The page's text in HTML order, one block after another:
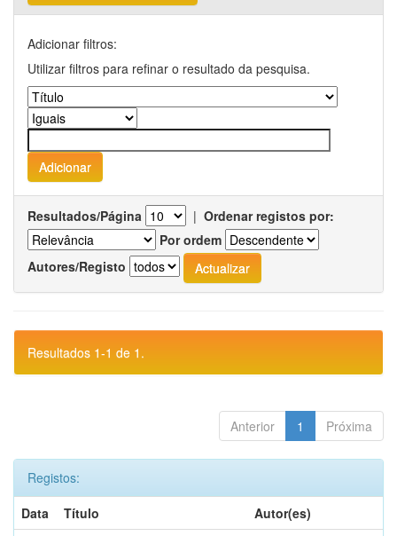
Adicionar filtros:
Utilizar filtros para refinar o resultado da pesquisa.
Resultados/Página | Ordenar registos por:
Por ordem
Autores/Registo
Resultados 1-1 de 1.
Anterior 1 Próxima
Registos:
Data
Título
Autor(es)